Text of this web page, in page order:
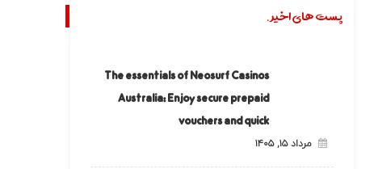
پست های اخیر.
The essentials of Neosurf Casinos
Australia: Enjoy secure prepaid
vouchers and quick
مرداد ۱۵, ۱۴۰۵